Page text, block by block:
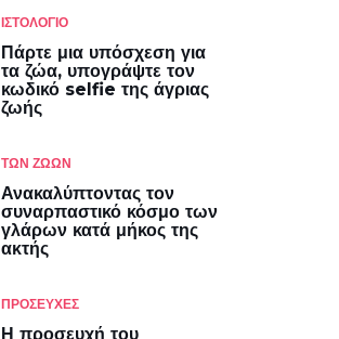
ΙΣΤΟΛΌΓΙΟ
Πάρτε μια υπόσχεση για
τα ζώα, υπογράψτε τον
κωδικό selfie της άγριας
ζωής
ΤΩΝ ΖΏΩΝ
Ανακαλύπτοντας τον
συναρπαστικό κόσμο των
γλάρων κατά μήκος της
ακτής
ΠΡΟΣΕΥΧΕΣ
Η προσευχή του